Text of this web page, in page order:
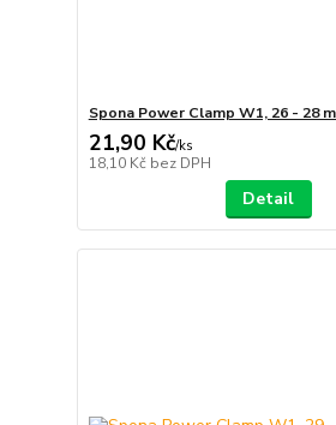
Spona Power Clamp W1, 26 - 28
21,90 Kč/ks
18,10 Kč bez DPH
Detail